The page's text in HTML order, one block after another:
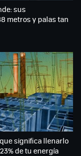
sus
metros y palas tan
significa llenarlo
de tu energía